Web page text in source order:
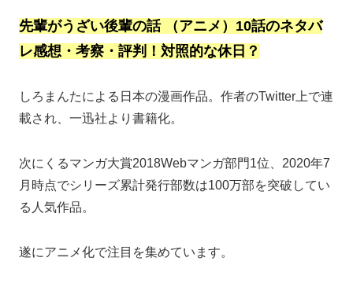
先輩がうざい後輩の話 （アニメ）10話のネタバ
レ感想・考察・評判！対照的な休日？
しろまんたによる日本の漫画作品。作者のTwitter上で連
載され、一迅社より書籍化。
次にくるマンガ大賞2018Webマンガ部門1位、2020年7
月時点でシリーズ累計発行部数は100万部を突破してい
る人気作品。
遂にアニメ化で注目を集めています。